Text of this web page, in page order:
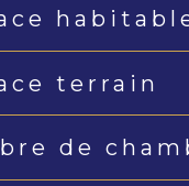
terrain
de